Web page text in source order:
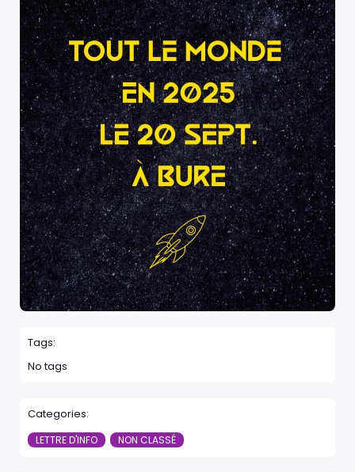
Tags:
No tags
Categories:
LETTRE D'INFO NON CLASSÉ